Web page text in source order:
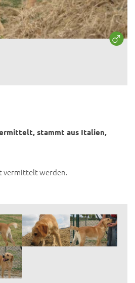
stammt aus Italien,
vermittelt werden.